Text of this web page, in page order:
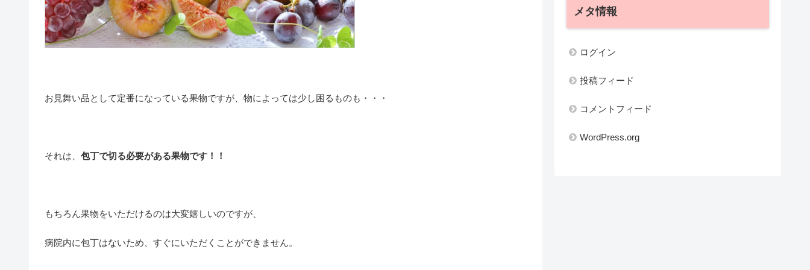
お見舞い品として定番になっている果物ですが、物によっては少し困るものも・・・
それは、 包丁で切る必要がある果物です！！
もちろん果物をいただけるのは大変嬉しいのですが、
病院内に包丁はないため、すぐにいただくことができません。
メタ情報
ログイン
投稿フィード
コメントフィード
WordPress.org